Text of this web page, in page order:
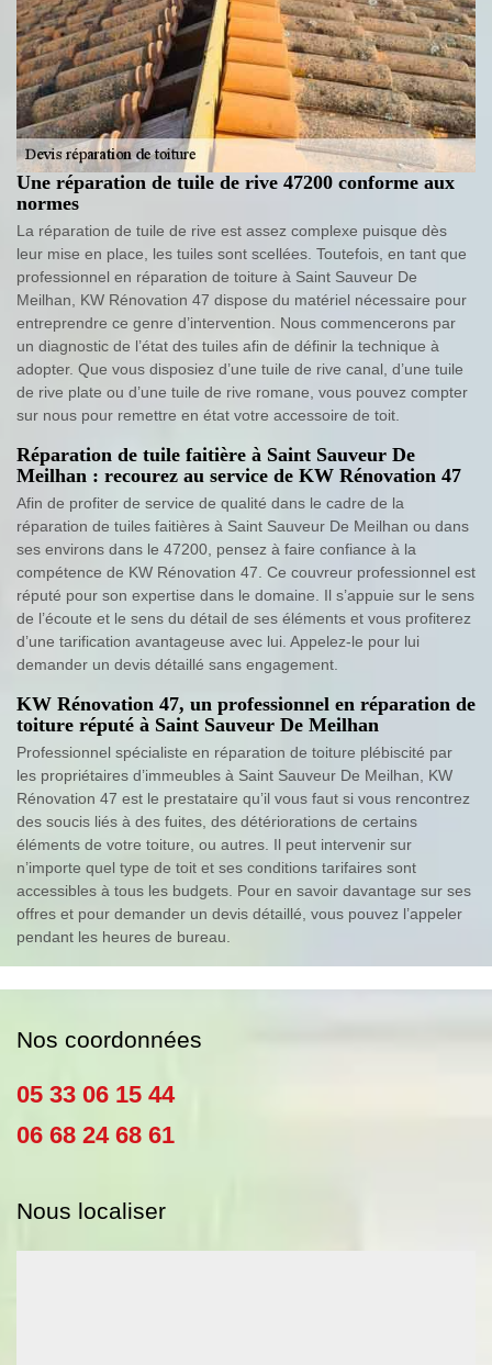
Une réparation de tuile de rive 47200 conforme aux
normes
La réparation de tuile de rive est assez complexe puisque dès
leur mise en place, les tuiles sont scellées. Toutefois, en tant que
professionnel en réparation de toiture à Saint Sauveur De
Meilhan, KW Rénovation 47 dispose du matériel nécessaire pour
entreprendre ce genre d’intervention. Nous commencerons par
un diagnostic de l’état des tuiles afin de définir la technique à
adopter. Que vous disposiez d’une tuile de rive canal, d’une tuile
de rive plate ou d’une tuile de rive romane, vous pouvez compter
sur nous pour remettre en état votre accessoire de toit.
Réparation de tuile faitière à Saint Sauveur De
Meilhan : recourez au service de KW Rénovation 47
Afin de profiter de service de qualité dans le cadre de la
réparation de tuiles faitières à Saint Sauveur De Meilhan ou dans
ses environs dans le 47200, pensez à faire confiance à la
compétence de KW Rénovation 47. Ce couvreur professionnel est
réputé pour son expertise dans le domaine. Il s’appuie sur le sens
de l’écoute et le sens du détail de ses éléments et vous profiterez
d’une tarification avantageuse avec lui. Appelez-le pour lui
demander un devis détaillé sans engagement.
KW Rénovation 47, un professionnel en réparation de
toiture réputé à Saint Sauveur De Meilhan
Professionnel spécialiste en réparation de toiture plébiscité par
les propriétaires d’immeubles à Saint Sauveur De Meilhan, KW
Rénovation 47 est le prestataire qu’il vous faut si vous rencontrez
des soucis liés à des fuites, des détériorations de certains
éléments de votre toiture, ou autres. Il peut intervenir sur
n’importe quel type de toit et ses conditions tarifaires sont
accessibles à tous les budgets. Pour en savoir davantage sur ses
offres et pour demander un devis détaillé, vous pouvez l’appeler
pendant les heures de bureau.
Nos coordonnées
05 33 06 15 44
06 68 24 68 61
Nous localiser